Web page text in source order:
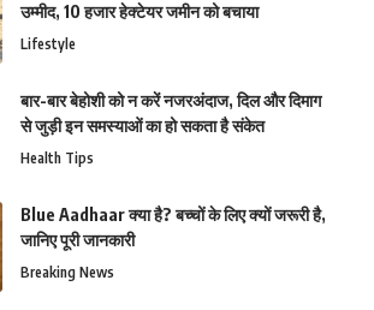
उम्मीद, 10 हजार हेक्टेयर जमीन को बचाया
Lifestyle
बार-बार बेहोशी को न करें नजरअंदाज, दिल और दिमाग
से जुड़ी इन समस्याओं का हो सकता है संकेत
Health Tips
Blue Aadhaar क्या है? बच्चों के लिए क्यों जरूरी है,
जानिए पूरी जानकारी
Breaking News